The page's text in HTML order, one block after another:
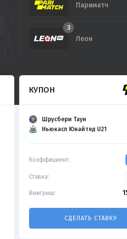
Париматч
3
Леон
КУПОН
Шрусбери Таун
Ньюкасл Юнайтед U21
Коэффициент:
Ставка:
Выигрыш:
СДЕЛАТЬ СТАВКУ